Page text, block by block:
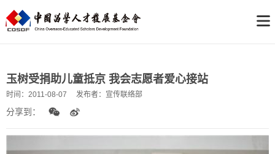
玉树受捐助儿童抵京 我会志愿者爱心接站
时间： 2011-08-07 发布者： 宣传联络部
分享到：